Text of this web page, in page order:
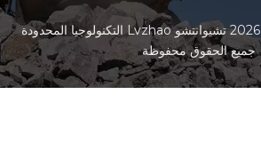
2026
تشيوانتشو Lvzhao التكنولوجيا المحدودة
جميع الحقوق محفوظة